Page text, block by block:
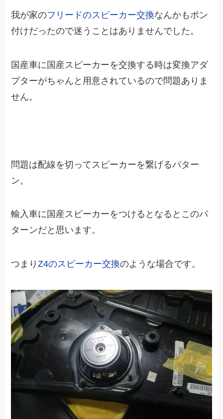
我が家のフリードのスピーカー交換なんかもポン
付けだったので迷うことはありませんでした。
国産車に国産スピーカーを交換する時は変換アダ
プターがちゃんと用意されているので問題ありま
せん。
問題は配線を切ってスピーカーを繋げるパター
ン。
輸入車に国産スピーカーをつけるとなるとこのパ
ターンだと思います。
つまりZ4のスピーカー交換のような場合です。